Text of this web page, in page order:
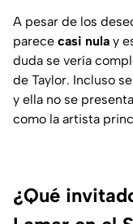
A pesar de los
parece casi nula y
duda se vería
de Taylor. Incluso
y ella no se
como la artista
¿Qué